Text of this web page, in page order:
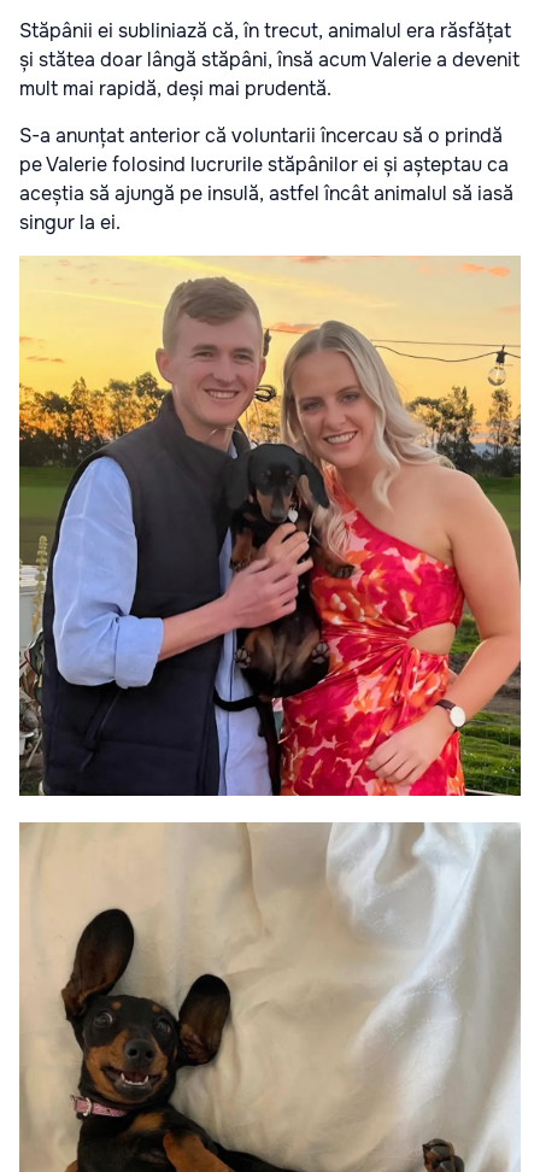
Stăpânii ei subliniază că, în trecut, animalul era răsfățat
și stătea doar lângă stăpâni, însă acum Valerie a devenit
mult mai rapidă, deși mai prudentă.
S-a anunțat anterior că voluntarii încercau să o prindă
pe Valerie folosind lucrurile stăpânilor ei și așteptau ca
aceștia să ajungă pe insulă, astfel încât animalul să iasă
singur la ei.